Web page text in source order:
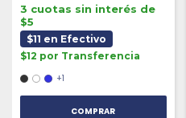
3 cuotas sin interés de
$5
$11 en Efectivo
$12 por Transferencia
+1
COMPRAR